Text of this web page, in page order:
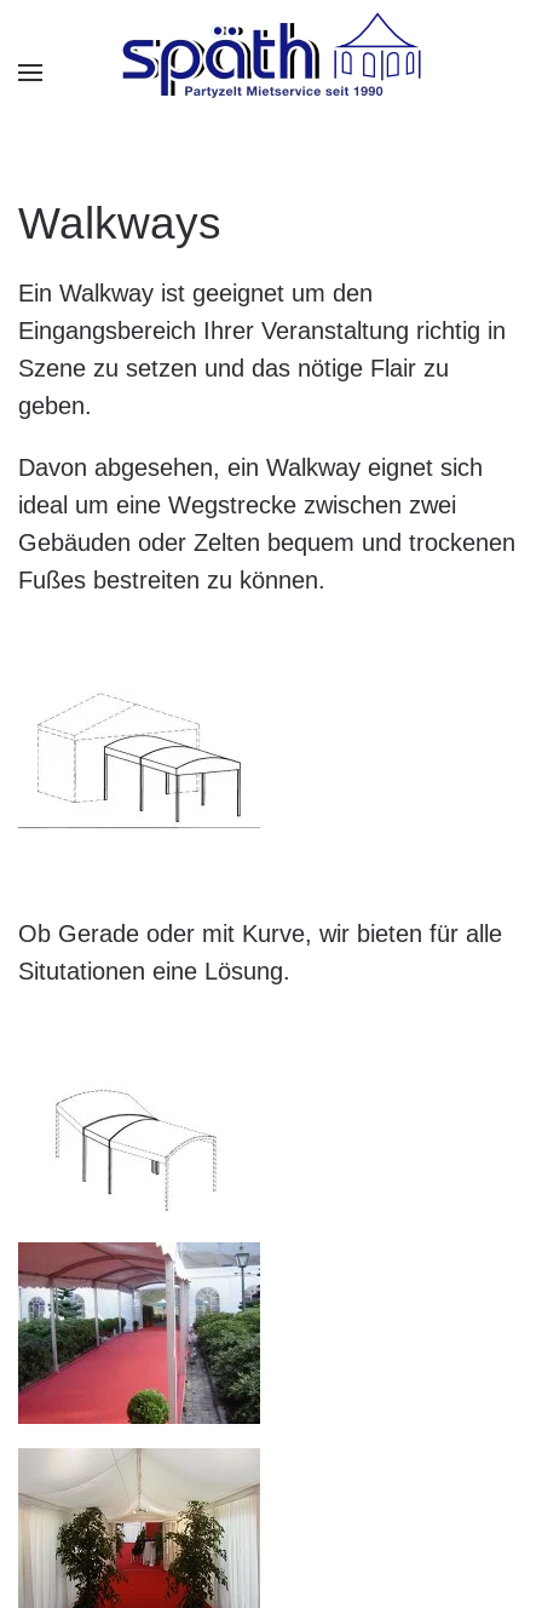
Skip to main content
Walkways
Ein Walkway ist geeignet um den
Eingangsbereich Ihrer Veranstaltung richtig in
Szene zu setzen und das nötige Flair zu
geben.
Davon abgesehen, ein Walkway eignet sich
ideal um eine Wegstrecke zwischen zwei
Gebäuden oder Zelten bequem und trockenen
Fußes bestreiten zu können.
Ob Gerade oder mit Kurve, wir bieten für alle
Situtationen eine Lösung.